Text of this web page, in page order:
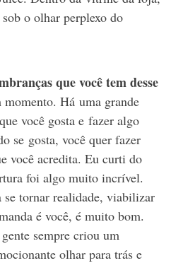
o olhar perplexo do
que você tem desse
Há uma grande
você gosta e fazer algo
se gosta, você quer fazer
você acredita. Eu curti do
foi algo muito incrível.
se tornar realidade, viabilizar
é você, é muito bom.
sempre criou um
olhar para trás e